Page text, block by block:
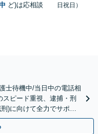
ど)は応相談
日祝日）
士待機中/当日中の電話相
ピード重視、逮捕・刑
)に向けて全力でサポー